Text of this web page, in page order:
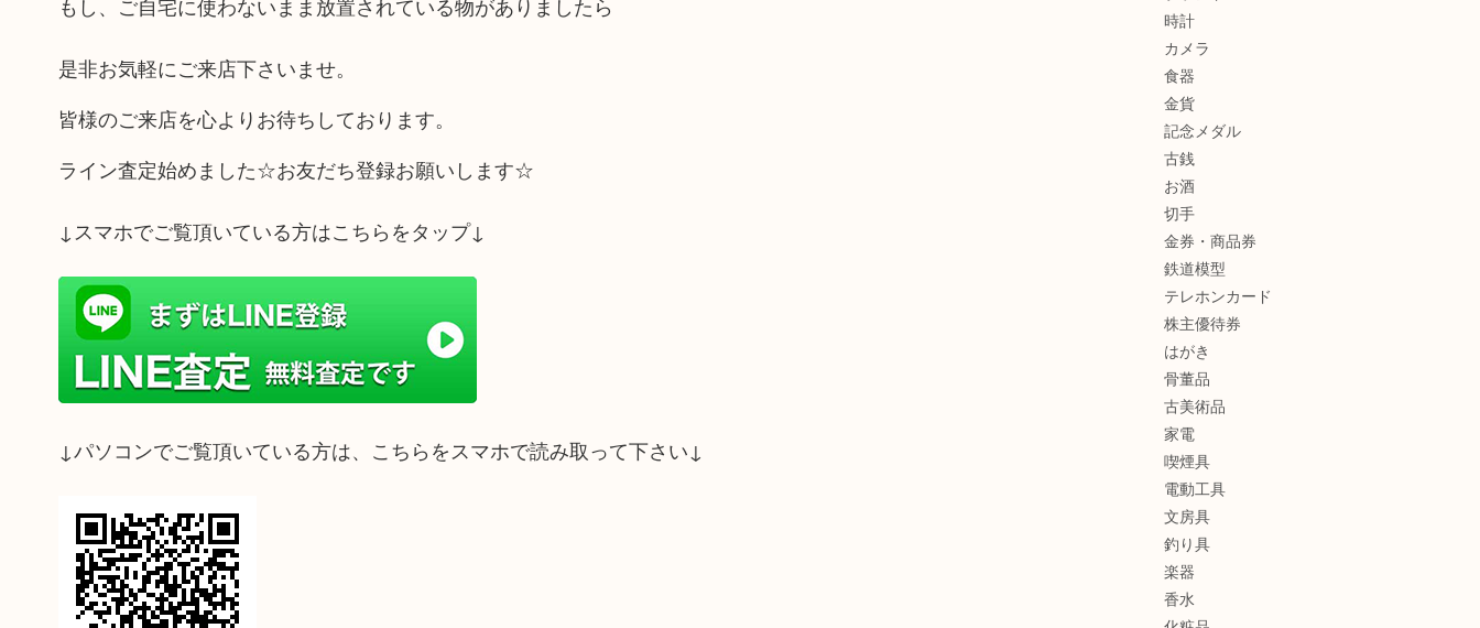
是非お気軽にご来店下さいませ。
皆様のご来店を心よりお待ちしております。
ライン査定始めました☆お友だち登録お願いします☆
↓スマホでご覧頂いている方はこちらをタップ↓
↓パソコンでご覧頂いている方は、こちらをスマホで読み取って下さい↓
時計
カメラ
食器
金貨
記念メダル
古銭
お酒
切手
金券・商品券
鉄道模型
テレホンカード
株主優待券
はがき
骨董品
古美術品
家電
喫煙具
電動工具
文房具
釣り具
楽器
香水